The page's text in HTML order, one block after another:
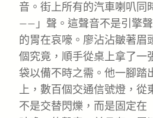
音。街上所有的汽車喇叭
——」聲。這聲音不是引擎
的胃在哀嚎。廖沾沾皺著眉
個究竟，順手從桌上拿了一
袋以備不時之需。他一腳踏
上，數百個交通信號燈，從
不是交替閃爍，而是固定在